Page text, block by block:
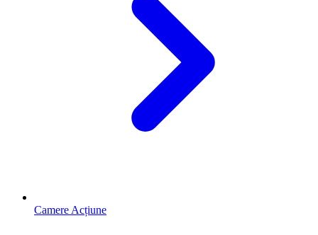
Camere Acțiune